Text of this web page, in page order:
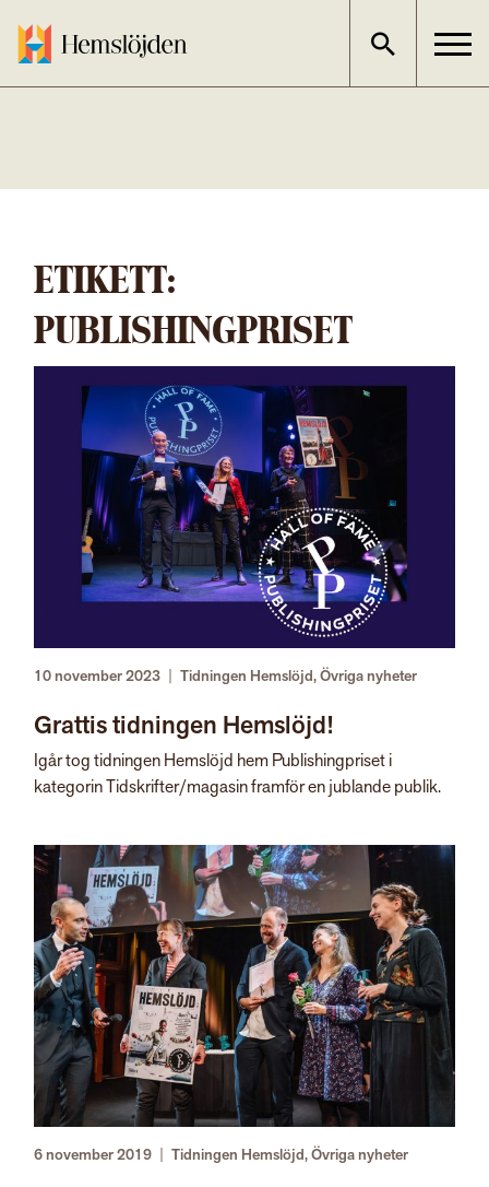
innehållet
ETIKETT:
PUBLISHINGPRISET
10 november 2023 Tidningen Hemslöjd,Övriga nyheter
Grattis tidningen Hemslöjd!
Igår tog tidningen Hemslöjd hem Publishingpriset i
kategorin Tidskrifter/magasin framför en jublande publik.
6 november 2019 Tidningen Hemslöjd,Övriga nyheter